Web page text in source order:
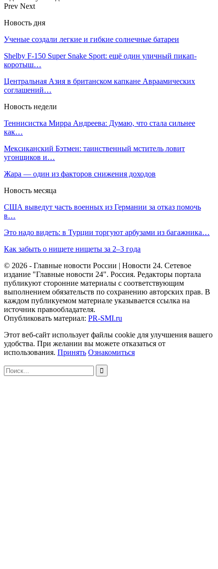
Prev Next
Новость дня
Ученые создали легкие и гибкие солнечные батареи
Shelby F-150 Super Snake Sport: ещё один уличный пикап-
коротыш…
Центральная Азия в британском капкане Авраамических
соглашений…
Новость недели
Теннисистка Мирра Андреева: Думаю, что стала сильнее
как…
Мексиканский Бэтмен: таинственный мститель ловит
угонщиков и…
Жара — один из факторов снижения доходов
Новость месяца
США выведут часть военных из Германии за отказ помочь
в…
Это надо видеть: в Турции торгуют арбузами из багажника…
Как забыть о нищете нищеты за 2–3 года
© 2026 - Главные новости России | Новости 24. Сетевое
издание "Главные новости 24". Россия. Редакторы портала
публикуют сторонние материалы с соответствующим
выполнением обязательств по сохранению авторских прав. В
каждом публикуемом материале указывается ссылка на
источник правообладателя.
Опубликовать материал: PR-SMI.ru
Этот веб-сайт использует файлы cookie для улучшения вашего
удобства. При желании вы можете отказаться от
использования. Принять Ознакомиться